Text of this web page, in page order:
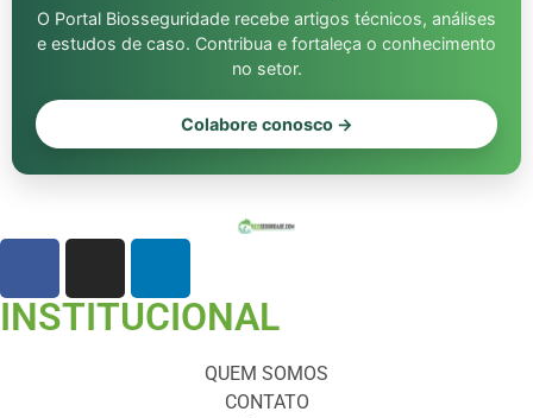
O Portal Biosseguridade recebe artigos técnicos, análises
e estudos de caso. Contribua e fortaleça o conhecimento
no setor.
Colabore conosco →
INSTITUCIONAL
QUEM SOMOS
CONTATO